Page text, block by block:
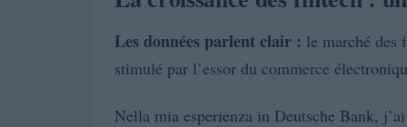
Les données parlent clair : le marché des
stimulé par l’essor du commerce
Nella mia esperienza in Deutsche Bank,